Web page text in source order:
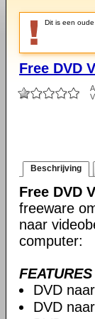
Dit is een
Free DVD
Beschrijving
Free DVD
freeware
naar
computer:
FEATURES
DVD
DVD